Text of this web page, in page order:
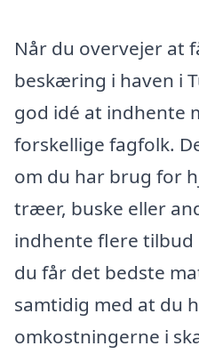
Når du overvejer at
beskæring i haven i
god idé at indhente
forskellige fagfolk.
om du har brug for
træer, buske eller
indhente flere tilbud
du får det bedste
samtidig med at du
omkostningerne i